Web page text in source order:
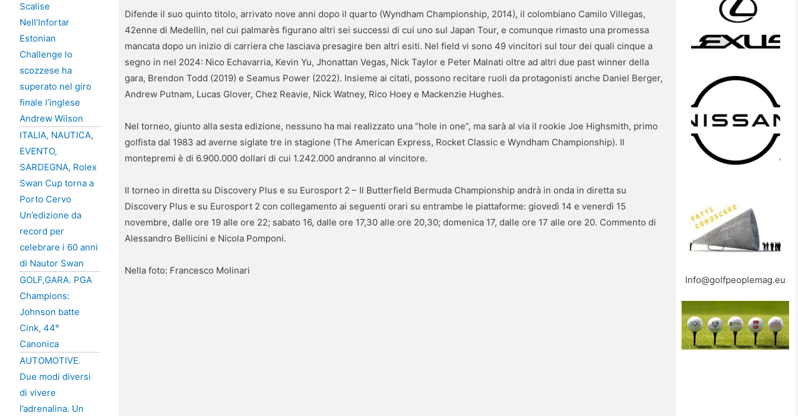
Scalise
Nell’Infortar
Estonian
Challenge lo
scozzese ha
superato nel giro
finale l’inglese
Andrew Wilson
ITALIA, NAUTICA,
EVENTO,
SARDEGNA, Rolex
Swan Cup torna a
Porto Cervo
Un’edizione da
record per
celebrare i 60 anni
di Nautor Swan
GOLF,GARA. PGA
Champions:
Johnson batte
Cink, 44°
Canonica
AUTOMOTIVE.
Due modi diversi
di vivere
l’adrenalina. Un
Difende il suo quinto titolo, arrivato nove anni dopo il quarto (Wyndham Championship, 2014), il colombiano Camilo Villegas,
42enne di Medellin, nel cui palmarès figurano altri sei successi di cui uno sul Japan Tour, e comunque rimasto una promessa
mancata dopo un inizio di carriera che lasciava presagire ben altri esiti. Nel field vi sono 49 vincitori sul tour dei quali cinque a
segno in nel 2024: Nico Echavarria, Kevin Yu, Jhonattan Vegas, Nick Taylor e Peter Malnati oltre ad altri due past winner della
gara, Brendon Todd (2019) e Seamus Power (2022). Insieme ai citati, possono recitare ruoli da protagonisti anche Daniel Berger,
Andrew Putnam, Lucas Glover, Chez Reavie, Nick Watney, Rico Hoey e Mackenzie Hughes.
Nel torneo, giunto alla sesta edizione, nessuno ha mai realizzato una “hole in one”, ma sarà al via il rookie Joe Highsmith, primo
golfista dal 1983 ad averne siglate tre in stagione (The American Express, Rocket Classic e Wyndham Championship). Il
montepremi è di 6.900.000 dollari di cui 1.242.000 andranno al vincitore.
Il torneo in diretta su Discovery Plus e su Eurosport 2 – Il Butterfield Bermuda Championship andrà in onda in diretta su
Discovery Plus e su Eurosport 2 con collegamento ai seguenti orari su entrambe le piattaforme: giovedì 14 e venerdì 15
novembre, dalle ore 19 alle ore 22; sabato 16, dalle ore 17,30 alle ore 20,30; domenica 17, dalle ore 17 alle ore 20. Commento di
Alessandro Bellicini e Nicola Pomponi.
Nella foto: Francesco Molinari
Info@golfpeoplemag.eu